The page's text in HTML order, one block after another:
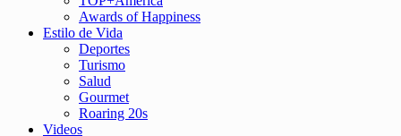
Awards of Happiness
Estilo de Vida
Deportes
Turismo
Salud
Gourmet
Roaring 20s
Videos